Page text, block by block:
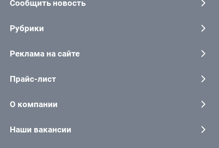
Сообщить новость
Рубрики
Реклама на сайте
Прайс-лист
О компании
Наши вакансии